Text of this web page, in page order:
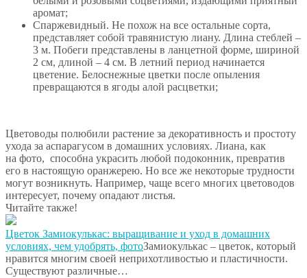
аромат;
Спаржевидный. Не похож на все остальные сорта,
представляет собой травянистую лиану. Длина стеблей –
3 м. Побеги представлены в ланцетной форме, шириной
2 см, длиной – 4 см. В летний период начинается
цветение. Белоснежные цветки после опыления
превращаются в ягоды алой расцветки;
Цветоводы полюбили растение за декоративность и простоту
ухода за аспарагусом в домашних условиях. Лиана, как
на фото, способна украсить любой подоконник, превратив
его в настоящую оранжерею. Но все же некоторые трудности
могут возникнуть. Например, чаще всего многих цветоводов
интересует, почему опадают листья.
Читайте также!
Цветок Замиокулькас: выращивание и уход в домашних
условиях, чем удобрять, фотоЗамиокулькас – цветок, который
нравится многим своей неприхотливостью и пластичности.
Существуют различные…